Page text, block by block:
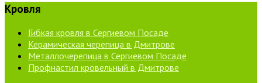
Кровля
Гибкая кровля в Сергиевом Посаде
Керамическая черепица в Дмитрове
Металлочерепица в Сергиевом Посаде
Профнастил кровельный в Дмитрове